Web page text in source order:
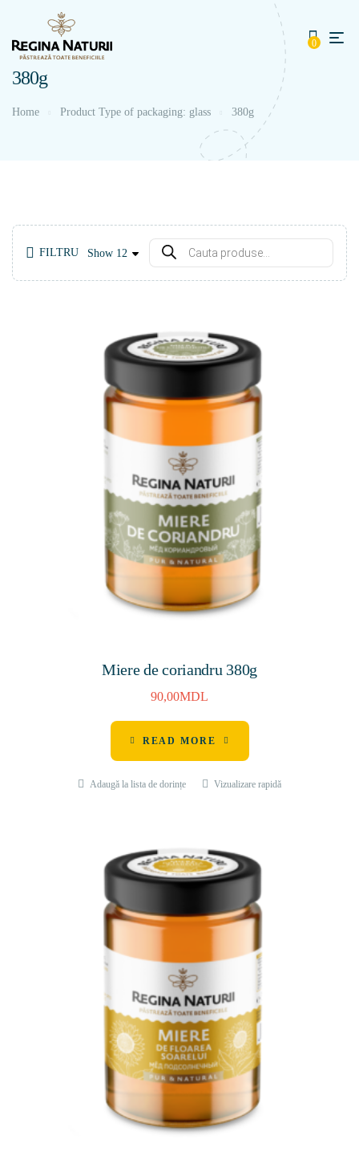
0
380g
Home Product Type of packaging: glass 380g
FILTRU Show
Miere de coriandru 380g
90,00MDL
READ MORE
Adaugă la lista de dorințe Vizualizare rapidă